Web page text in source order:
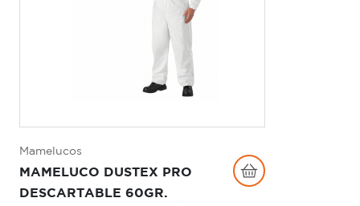
Mamelucos
MAMELUCO DUSTEX PRO
DESCARTABLE 60GR.